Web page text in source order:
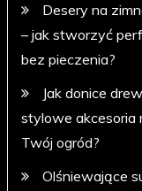
Desery na
– jak stworzyć
bez pieczenia?
Jak donice
stylowe akcesoria
Twój ogród?
Olśniewające